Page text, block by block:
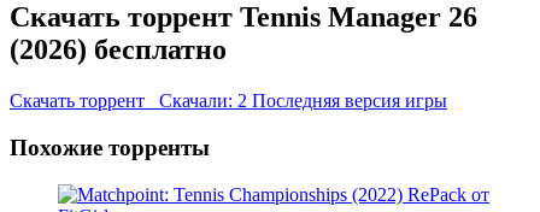
Скачать торрент Tennis Manager 26
(2026) бесплатно
Скачать торрент Скачали: 2 Последняя версия игры
Похожие торренты